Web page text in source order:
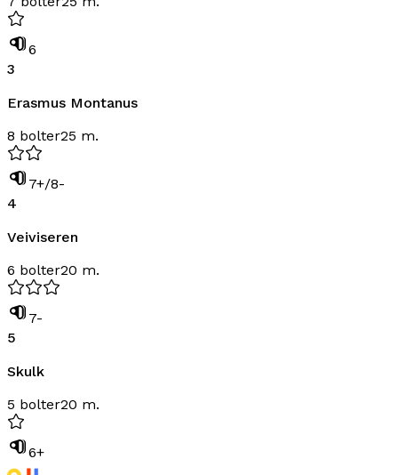
6
3
Erasmus Montanus
8 bolter25 m.
7+/8-
4
Veiviseren
6 bolter20 m.
7-
5
Skulk
5 bolter20 m.
6+